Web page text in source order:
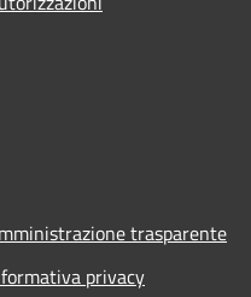
trasparente
privacy